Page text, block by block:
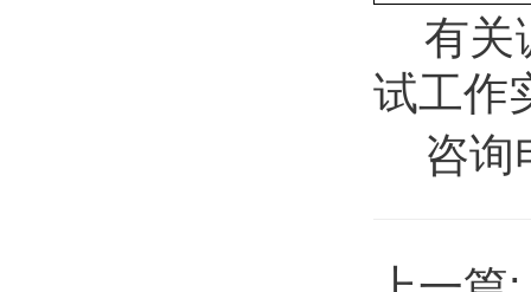
有关
试工作
咨询